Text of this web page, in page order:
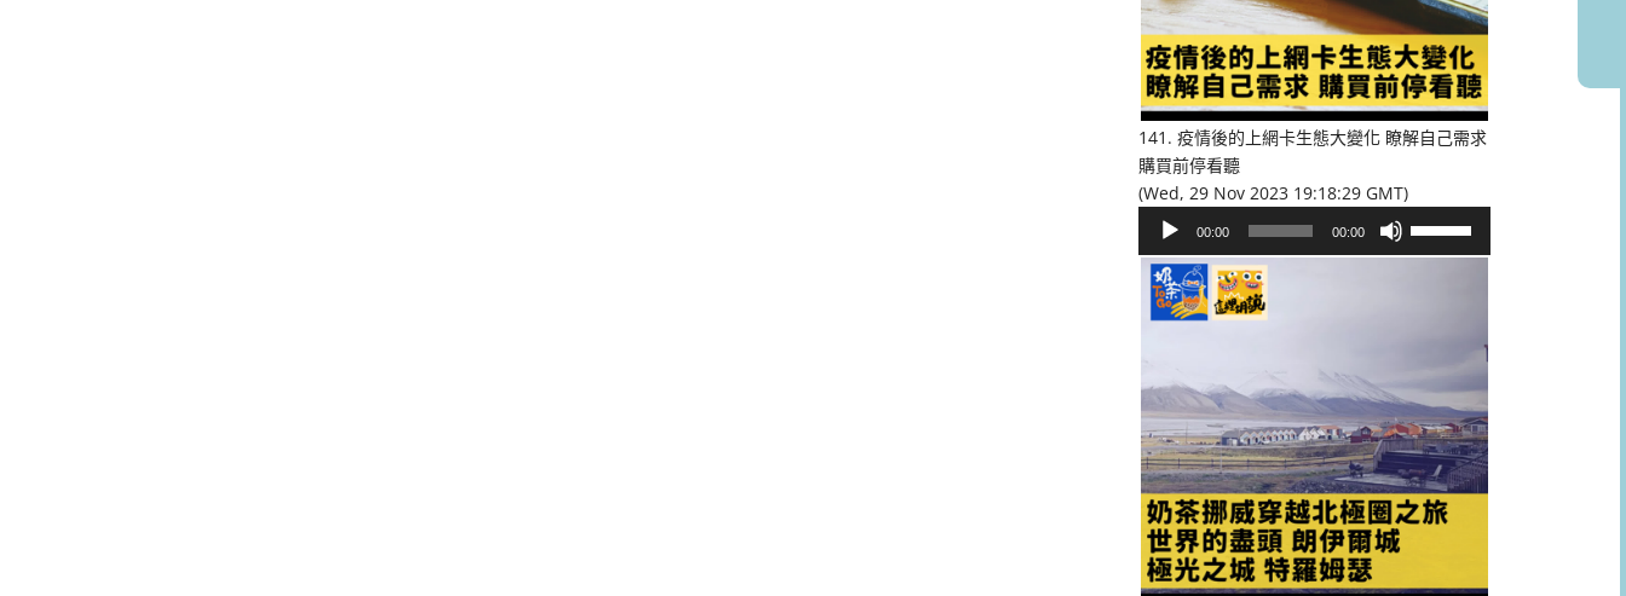
或
降
低
音
量。
141. 疫情後的上網卡生態大變化 瞭解自己需求
購買前停看聽
(Wed, 29 Nov 2023 19:18:29 GMT)
播
放
00:00 00:00
以
提
高
或
降